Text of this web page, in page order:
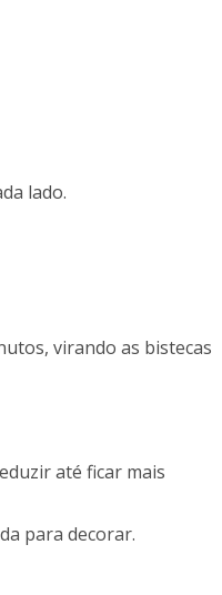
lado.
virando as bistecas
até ficar mais
para decorar.